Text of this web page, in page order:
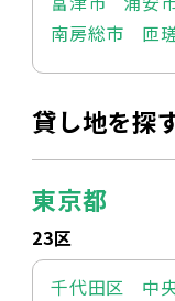
南房総市
匝
貸し地を探
東京都
23区
千代田区
中